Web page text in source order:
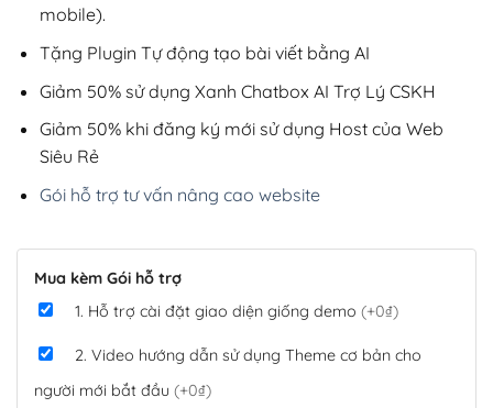
mobile).
Tặng Plugin Tự động tạo bài viết bằng AI
Giảm 50% sử dụng Xanh Chatbox AI Trợ Lý CSKH
Giảm 50% khi đăng ký mới sử dụng Host của Web
Siêu Rẻ
Gói hỗ trợ tư vấn nâng cao website
Mua kèm Gói hỗ trợ
1. Hỗ trợ cài đặt giao diện giống demo (+0₫)
2. Video hướng dẫn sử dụng Theme cơ bản cho
người mới bắt đầu (+0₫)